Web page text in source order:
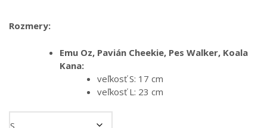
Rozmery:
Emu Oz, Pavián Cheekie, Pes Walker, Koala
Kana:
veľkosť S: 17 cm
veľkosť L: 23 cm